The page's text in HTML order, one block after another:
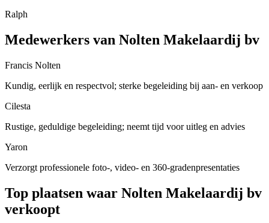
Ralph
Medewerkers van Nolten Makelaardij bv
Francis Nolten
Kundig, eerlijk en respectvol; sterke begeleiding bij aan- en verkoop
Cilesta
Rustige, geduldige begeleiding; neemt tijd voor uitleg en advies
Yaron
Verzorgt professionele foto-, video- en 360-gradenpresentaties
Top plaatsen waar Nolten Makelaardij bv
verkoopt